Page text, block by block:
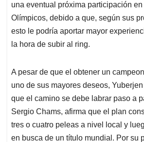
una eventual próxima participación
Olímpicos, debido a que, según sus
esto le podría aportar mayor
la hora de subir al ring.
A pesar de que el obtener un
uno de sus mayores deseos,
que el camino se debe labrar paso a
Sergio Chams, afirma que el plan
tres o cuatro peleas a nivel local y
en busca de un título mundial. Por su